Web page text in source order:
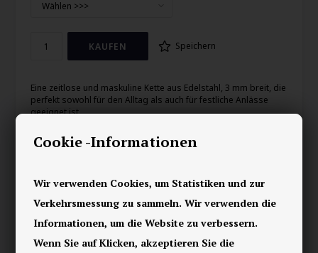
Cookie -Informationen
Wir verwenden Cookies, um Statistiken und zur
Verkehrsmessung zu sammeln. Wir verwenden die
Informationen, um die Website zu verbessern.
Wenn Sie auf Klicken, akzeptieren Sie die
Speichern
Eine zeitlose und maskuline Kette aus Edelstahl, 3 mm breit, die
perfekt sowohl für den Alltag als auch für festliche Anlässe
geeignet ist.
Die glatte Oberfläche und das klassische Curb-Chain-Design
verleihen einen stilvollen Look, der allein oder mit einem
Hergestellt aus strapazierfähigem Stahl, der seinen Glanz
Ein unverzichtbares Basic in jeder Herrenschmucksammlung.